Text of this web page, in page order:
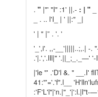
. " |"' "I" :1' ||.- : | "
_ . .. l'I_ | ' ||:" _|
' | " |” . '. '
'_',i'. ,,-__'|||||..;,.| -.
.'|.','.Ill|" '.||_;_._—' '-
|'le "' .'D'l &. " __.I'
41:"'='.'f".l__
:'F'L'l"|'n.|"_'|':l.|l"t-